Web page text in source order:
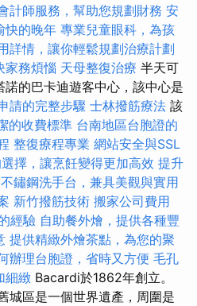
計師服務，幫助您規劃財務 安
快的晚年 專業兒童眼科，為孩
詳情，讓你輕鬆規劃治療計劃
家務煩惱 天母整復治療 半天可
的巴卡迪遊客中心，該中心是
請的完整步驟 士林撥筋療法 該
的收費標準 台南地區台胞證的
整復療程專業 網站安全與SSL
擇，讓烹飪變得更加高效 提升
不鏽鋼洗手台，兼具美觀與實用
新竹撥筋技術 搬家公司費用
經驗 自助餐外燴，提供各種豐
提供精緻外燴茶點，為您的聚
辦理台胞證，省時又方便 毛孔
細緻 Bacardi於1862年創立。
城區是一個世界遺產，周圍是